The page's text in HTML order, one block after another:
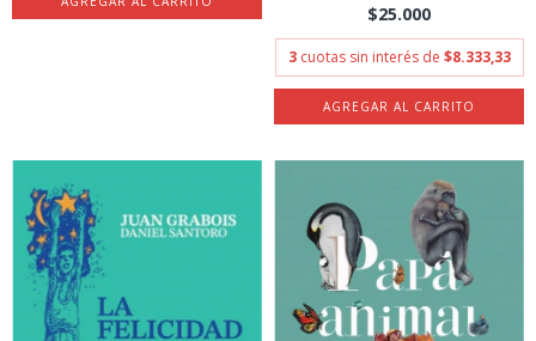
$25.000
3 cuotas sin interés de $8.333,33